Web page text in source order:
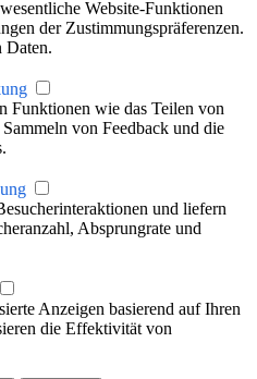
Website-Funktionen
der Zustimmungspräferenzen.
Daten.
Funktionen wie das Teilen von
von Feedback und die
und liefern
Absprungrate und
Anzeigen basierend auf Ihren
die Effektivität von